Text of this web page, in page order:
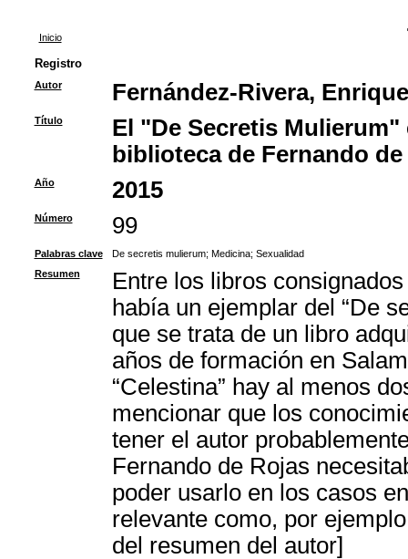
Inicio
Registro
Autor Fernández-Rivera, Enrique
Título
El "De Secretis
biblioteca de Fernando
Año 2015
Número 99
Palabras clave De secretis mulierum; Medicina; Sexualidad
Resumen
Entre los libros
había un ejemplar del “De
que se trata de un libro
años de formación en
“Celestina” hay al menos
mencionar que los
tener el autor
Fernando de Rojas
poder usarlo en los casos
relevante como, por
del resumen del autor]